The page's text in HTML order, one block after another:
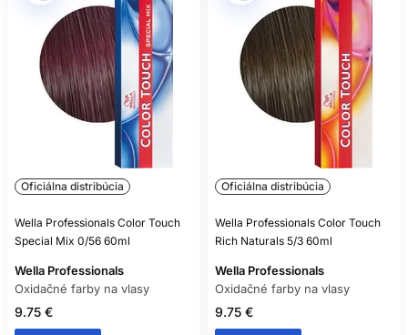
Oficiálna distribúcia
Wella Professionals Color Touch
Special Mix 0/56 60ml
Wella Professionals
Oxidačné farby na vlasy
9.75 €
Oficiálna distribúcia
Wella Professionals Color Touch
Rich Naturals 5/3 60ml
Wella Professionals
Oxidačné farby na vlasy
9.75 €